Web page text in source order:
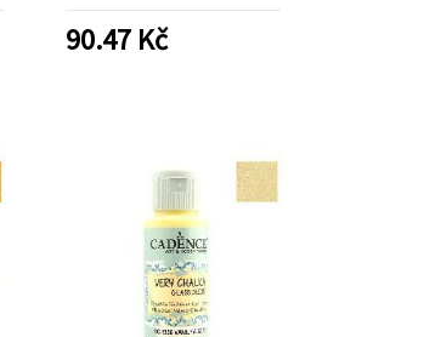
porcelán a DIY dekorace
90.47Kč